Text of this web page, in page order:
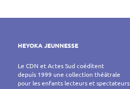
HEYOKA JEUNNESSE
Le CDN et Actes Sud coéditent
depuis 1999 une collection théâtrale
pour les enfants lecteurs et spectateurs